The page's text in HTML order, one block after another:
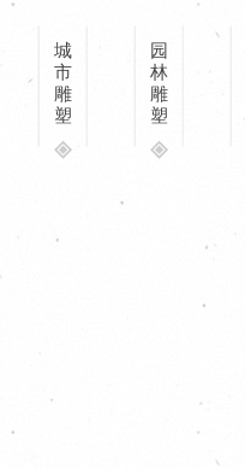
城
市
雕
塑
园
林
雕
塑